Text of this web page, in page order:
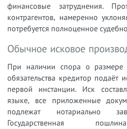
финансовые затруднения.
контрагентов, намеренно
потребуется полноценное
Обычное исковое
При наличии спора о размере
обязательства кредитор подаёт
первой инстанции. Иск
языке, все приложенные
подлежат нотариально
Государственная